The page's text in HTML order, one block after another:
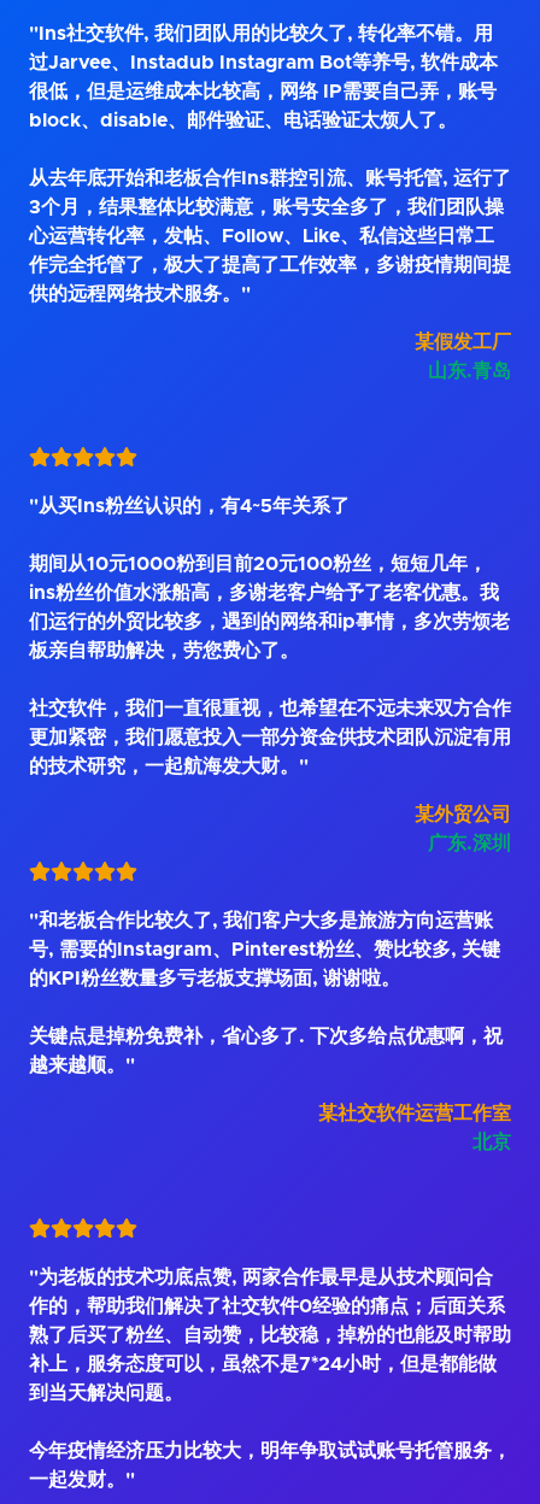
"Ins社交软件, 我们团队用的比较久了, 转化率不错。用
过Jarvee、Instadub Instagram Bot等养号, 软件成本
很低，但是运维成本比较高，网络 IP需要自己弄，账号
block、disable、邮件验证、电话验证太烦人了。
从去年底开始和老板合作Ins群控引流、账号托管, 运行了
3个月，结果整体比较满意，账号安全多了，我们团队操
心运营转化率，发帖、Follow、Like、私信这些日常工
作完全托管了，极大了提高了工作效率，多谢疫情期间提
供的远程网络技术服务。"
某假发工厂
山东.青岛
"从买Ins粉丝认识的，有4~5年关系了
期间从10元1000粉到目前20元100粉丝，短短几年，
ins粉丝价值水涨船高，多谢老客户给予了老客优惠。我
们运行的外贸比较多，遇到的网络和ip事情，多次劳烦老
板亲自帮助解决，劳您费心了。
社交软件，我们一直很重视，也希望在不远未来双方合作
更加紧密，我们愿意投入一部分资金供技术团队沉淀有用
的技术研究，一起航海发大财。"
某外贸公司
广东.深圳
"和老板合作比较久了, 我们客户大多是旅游方向运营账
号, 需要的Instagram、Pinterest粉丝、赞比较多, 关键
的KPI粉丝数量多亏老板支撑场面, 谢谢啦。
关键点是掉粉免费补，省心多了. 下次多给点优惠啊，祝
越来越顺。"
某社交软件运营工作室
北京
"为老板的技术功底点赞, 两家合作最早是从技术顾问合
作的，帮助我们解决了社交软件0经验的痛点；后面关系
熟了后买了粉丝、自动赞，比较稳，掉粉的也能及时帮助
补上，服务态度可以，虽然不是7*24小时，但是都能做
到当天解决问题。
今年疫情经济压力比较大，明年争取试试账号托管服务，
一起发财。"